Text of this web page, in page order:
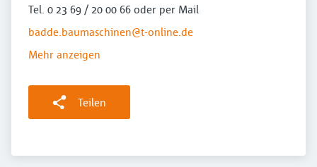
Tel. 0 23 69 / 20 00 66 oder per Mail
badde.baumaschinen@t-online.de
Mehr anzeigen
Teilen